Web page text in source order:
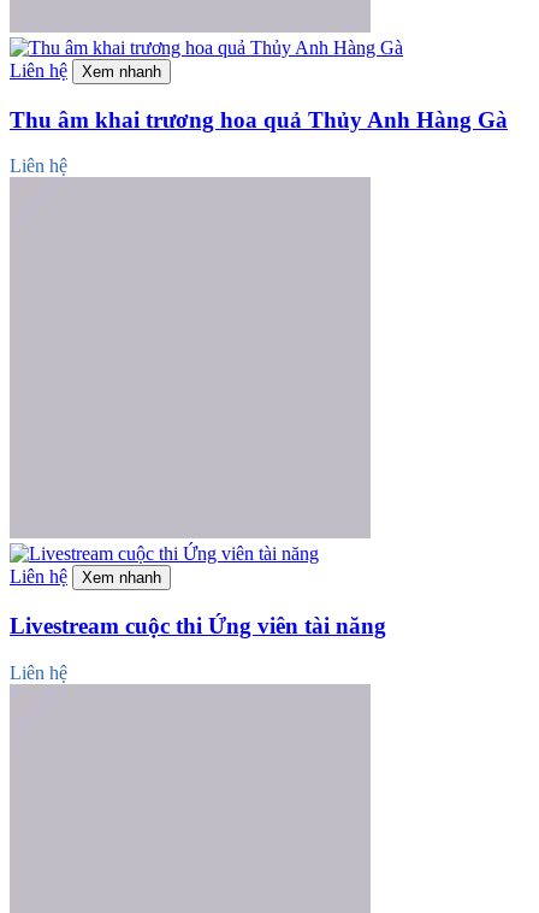
Liên hệ Xem nhanh
Thu âm khai trương hoa quả Thủy Anh Hàng Gà
Liên hệ
Liên hệ Xem nhanh
Livestream cuộc thi Ứng viên tài năng
Liên hệ